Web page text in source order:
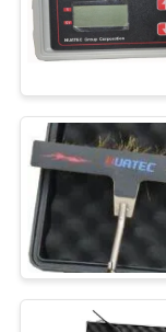
UNA
CITAZIONE
MAPPA
DEL
SITO
di